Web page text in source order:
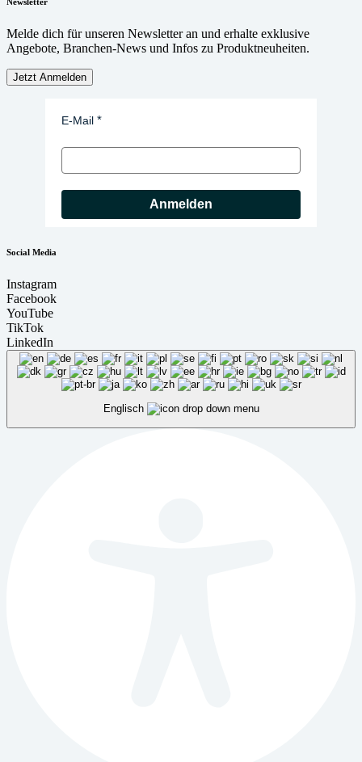
Newsletter
Melde dich für unseren Newsletter an und erhalte exklusive
Angebote, Branchen-News und Infos zu Produktneuheiten.
Jetzt Anmelden
E-Mail
Anmelden
Social Media
Instagram
Facebook
YouTube
TikTok
LinkedIn
Englisch